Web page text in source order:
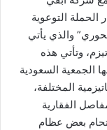
الحملة التوعوية
والذي يأتي
وتأتي هذه
الجمعية السعودية
المختلفة،
الفقارية
بعض عظام